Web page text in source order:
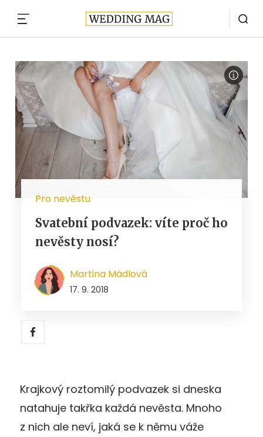
Pro nevěstu
Svatební podvazek: víte proč ho
nevěsty nosí?
Martina Mádlová
17. 9. 2018
Krajkový roztomilý podvazek si dneska
natahuje takřka každá nevěsta. Mnoho
z nich ale neví, jaká se k němu váže